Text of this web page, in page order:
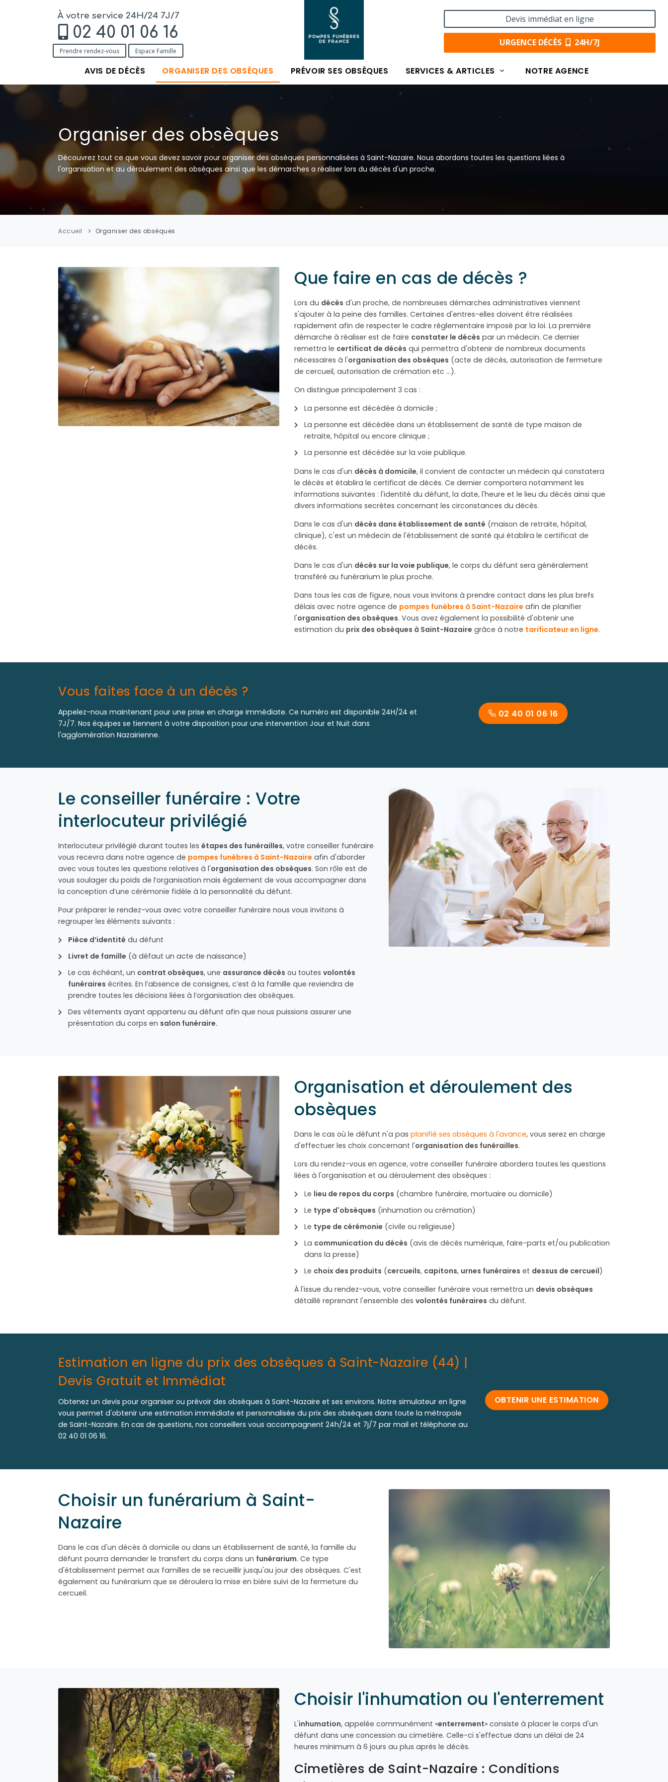
À votre service 24H/24 7J/7
02 40 01 06 16
Prendre rendez-vous Espace Famille
Devis immédiat en ligne
URGENCE DÉCÈS 24H/7J
AVIS DE DÉCÈS ORGANISER DES OBSÈQUES PRÉVOIR SES OBSÈQUES SERVICES & ARTICLES NOTRE AGENCE
Organiser des obsèques
Découvrez tout ce que vous devez savoir pour organiser des obsèques personnalisées à Saint-Nazaire. Nous abordons toutes les questions liées à
l'organisation et au déroulement des obsèques ainsi que les démarches a réaliser lors du décès d'un proche.
Accueil Organiser des obsèques
Que faire en cas de décès ?
Lors du décès d'un proche, de nombreuses démarches administratives viennent
s'ajouter à la peine des familles. Certaines d'entres-elles doivent être réalisées
rapidement afin de respecter le cadre réglementaire imposé par la loi. La première
démarche à réaliser est de faire constater le décès par un médecin. Ce dernier
remettra le certificat de décès qui permettra d'obtenir de nombreux documents
nécessaires à l'organisation des obsèques (acte de décès, autorisation de fermeture
de cercueil, autorisation de crémation etc …).
On distingue principalement 3 cas :
La personne est décédée à domicile ;
La personne est décédée dans un établissement de santé de type maison de
retraite, hôpital ou encore clinique ;
La personne est décédée sur la voie publique.
Dans le cas d'un décès à domicile, il convient de contacter un médecin qui constatera
le décès et établira le certificat de décès. Ce dernier comportera notamment les
informations suivantes : l'identité du défunt, la date, l'heure et le lieu du décès ainsi que
divers informations secrètes concernant les circonstances du décès.
Dans le cas d'un décès dans établissement de santé (maison de retraite, hôpital,
clinique), c'est un médecin de l'établissement de santé qui établira le certificat de
décès.
Dans le cas d'un décès sur la voie publique, le corps du défunt sera généralement
transféré au funérarium le plus proche.
Dans tous les cas de figure, nous vous invitons à prendre contact dans les plus brefs
délais avec notre agence de pompes funèbres à Saint-Nazaire afin de planifier
l'organisation des obsèques. Vous avez également la possibilité d'obtenir une
estimation du prix des obsèques à Saint-Nazaire grâce à notre tarificateur en ligne.
Vous faites face à un décès ?
Appelez-nous maintenant pour une prise en charge immédiate. Ce numéro est disponible 24H/24 et
7J/7. Nos équipes se tiennent à votre disposition pour une intervention Jour et Nuit dans
l'agglomération Nazairienne.
02 40 01 06 16
Le conseiller funéraire : Votre
interlocuteur privilégié
Interlocuteur privilégié durant toutes les étapes des funérailles, votre conseiller funéraire
vous recevra dans notre agence de pompes funèbres à Saint-Nazaire afin d'aborder
avec vous toutes les questions relatives à l'organisation des obsèques. Son rôle est de
vous soulager du poids de l’organisation mais également de vous accompagner dans
la conception d’une cérémonie fidèle à la personnalité du défunt.
Pour préparer le rendez-vous avec votre conseiller funéraire nous vous invitons à
regrouper les éléments suivants :
Pièce d’identité du défunt
Livret de famille (à défaut un acte de naissance)
Le cas échéant, un contrat obsèques, une assurance décès ou toutes volontés
funéraires écrites. En l’absence de consignes, c’est à la famille que reviendra de
prendre toutes les décisions liées à l’organisation des obsèques.
Des vêtements ayant appartenu au défunt afin que nous puissions assurer une
présentation du corps en salon funéraire.
Organisation et déroulement des
obsèques
Dans le cas où le défunt n'a pas planifié ses obsèques à l'avance, vous serez en charge
d'effectuer les choix concernant l'organisation des funérailles.
Lors du rendez-vous en agence, votre conseiller funéraire abordera toutes les questions
liées à l'organisation et au déroulement des obsèques :
Le lieu de repos du corps (chambre funéraire, mortuaire ou domicile)
Le type d'obsèques (inhumation ou crémation)
Le type de cérémonie (civile ou religieuse)
La communication du décès (avis de décès numérique, faire-parts et/ou publication
dans la presse)
Le choix des produits (cercueils, capitons, urnes funéraires et dessus de cercueil)
À l'issue du rendez-vous, votre conseiller funéraire vous remettra un devis obsèques
détaillé reprenant l'ensemble des volontés funéraires du défunt.
Estimation en ligne du prix des obsèques à Saint-Nazaire (44) |
Devis Gratuit et Immédiat
Obtenez un devis pour organiser ou prévoir des obsèques à Saint-Nazaire et ses environs. Notre simulateur en ligne
vous permet d'obtenir une estimation immédiate et personnalisée du prix des obsèques dans toute la métropole
de Saint-Nazaire. En cas de questions, nos conseillers vous accompagnent 24h/24 et 7j/7 par mail et téléphone au
02 40 01 06 16.
OBTENIR UNE ESTIMATION
Choisir un funérarium à Saint-
Nazaire
Dans le cas d'un décès à domicile ou dans un établissement de santé, la famille du
défunt pourra demander le transfert du corps dans un funérarium. Ce type
d'établissement permet aux familles de se recueillir jusqu'au jour des obsèques. C'est
également au funérarium que se déroulera la mise en bière suivi de la fermeture du
cercueil.
Choisir l'inhumation ou l'enterrement
L'inhumation, appelée communément «enterrement» consiste à placer le corps d'un
défunt dans une concession au cimetière. Celle-ci s'effectue dans un délai de 24
heures minimum à 6 jours au plus après le décès.
Cimetières de Saint-Nazaire : Conditions